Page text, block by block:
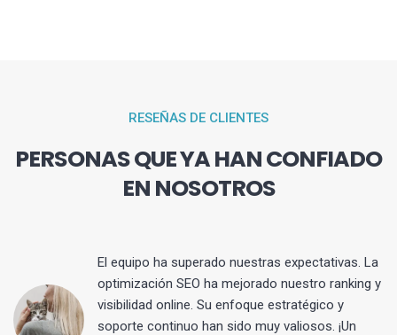
RESEÑAS DE CLIENTES
PERSONAS QUE YA HAN CONFIADO
EN NOSOTROS
El equipo ha superado nuestras expectativas. La
optimización SEO ha mejorado nuestro ranking y
visibilidad online. Su enfoque estratégico y
soporte continuo han sido muy valiosos. ¡Un